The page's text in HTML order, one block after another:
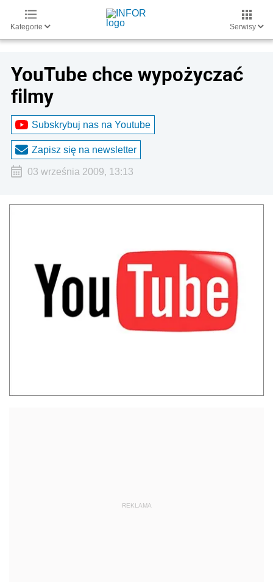
Kategorie Serwisy
YouTube chce wypożyczać
filmy
Subskrybuj nas na Youtube
Zapisz się na newsletter
03 września 2009, 13:13